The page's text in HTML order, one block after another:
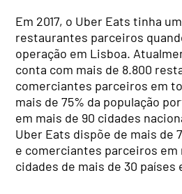
Em 2017, o Uber Eats tinha
restaurantes parceiros
operação em Lisboa.
conta com mais de 8.800
comerciantes parceiros em
mais de 75% da população
em mais de 90 cidades
Uber Eats dispõe de mais de
e comerciantes parceiros em
cidades de mais de 30